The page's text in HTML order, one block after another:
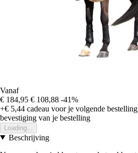
Vanaf
€ 184,95 € 108,88 -41%
+€ 5,44 cadeau voor je volgende bestelling
bevestiging van je bestelling
Loading...
Beschrijving